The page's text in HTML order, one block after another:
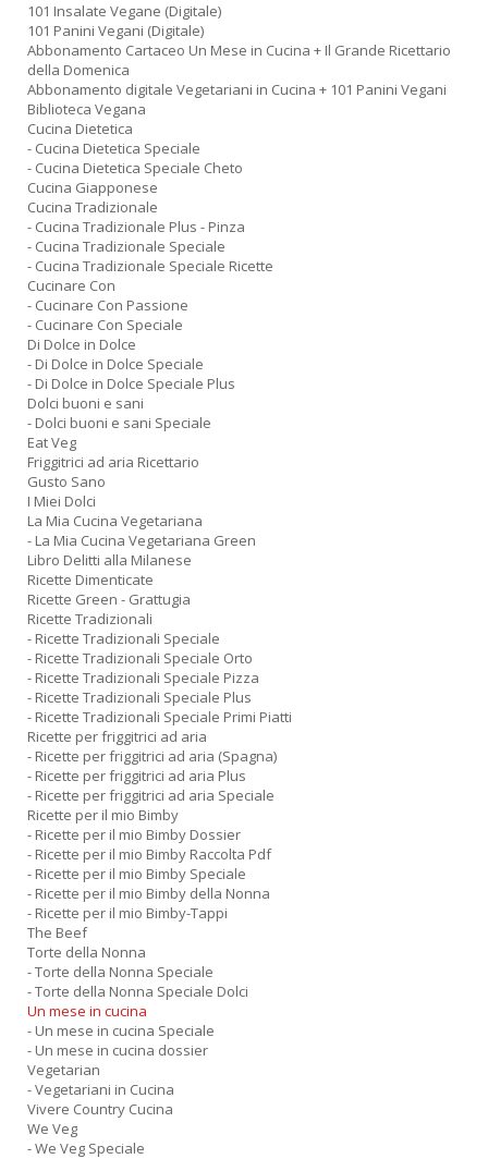
101 Insalate Vegane (Digitale)
101 Panini Vegani (Digitale)
Abbonamento Cartaceo Un Mese in Cucina + Il Grande Ricettario
della Domenica
Abbonamento digitale Vegetariani in Cucina + 101 Panini Vegani
Biblioteca Vegana
Cucina Dietetica
- Cucina Dietetica Speciale
- Cucina Dietetica Speciale Cheto
Cucina Giapponese
Cucina Tradizionale
- Cucina Tradizionale Plus - Pinza
- Cucina Tradizionale Speciale
- Cucina Tradizionale Speciale Ricette
Cucinare Con
- Cucinare Con Passione
- Cucinare Con Speciale
Di Dolce in Dolce
- Di Dolce in Dolce Speciale
- Di Dolce in Dolce Speciale Plus
Dolci buoni e sani
- Dolci buoni e sani Speciale
Eat Veg
Friggitrici ad aria Ricettario
Gusto Sano
I Miei Dolci
La Mia Cucina Vegetariana
- La Mia Cucina Vegetariana Green
Libro Delitti alla Milanese
Ricette Dimenticate
Ricette Green - Grattugia
Ricette Tradizionali
- Ricette Tradizionali Speciale
- Ricette Tradizionali Speciale Orto
- Ricette Tradizionali Speciale Pizza
- Ricette Tradizionali Speciale Plus
- Ricette Tradizionali Speciale Primi Piatti
Ricette per friggitrici ad aria
- Ricette per friggitrici ad aria (Spagna)
- Ricette per friggitrici ad aria Plus
- Ricette per friggitrici ad aria Speciale
Ricette per il mio Bimby
- Ricette per il mio Bimby Dossier
- Ricette per il mio Bimby Raccolta Pdf
- Ricette per il mio Bimby Speciale
- Ricette per il mio Bimby della Nonna
- Ricette per il mio Bimby-Tappi
The Beef
Torte della Nonna
- Torte della Nonna Speciale
- Torte della Nonna Speciale Dolci
Un mese in cucina
- Un mese in cucina Speciale
- Un mese in cucina dossier
Vegetarian
- Vegetariani in Cucina
Vivere Country Cucina
We Veg
- We Veg Speciale